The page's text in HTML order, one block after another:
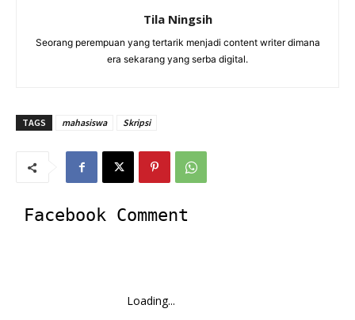
Tila Ningsih
Seorang perempuan yang tertarik menjadi content writer dimana
era sekarang yang serba digital.
TAGS mahasiswa Skripsi
Facebook Comment
Loading...